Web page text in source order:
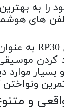
را به
های
بسیار
و